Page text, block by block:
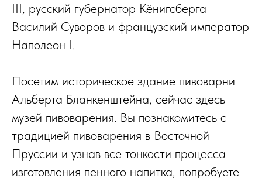
III, русский губернатор Кёнигсберга
Василий Суворов и французский император
Наполеон I.
Посетим историческое здание пивоварни
Альберта Бланкенштейна, сейчас здесь
музей пивоварения. Вы познакомитесь с
традицией пивоварения в Восточной
Пруссии и узнав все тонкости процесса
изготовления пенного напитка, попробуете